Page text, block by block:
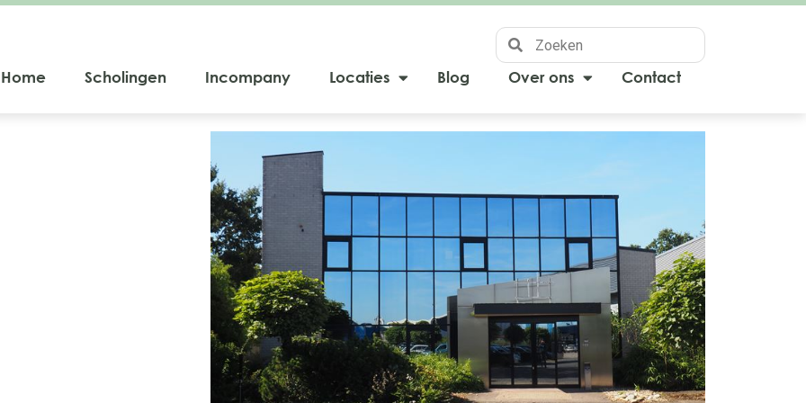
Home Scholingen Incompany Locaties Blog Over ons Contact